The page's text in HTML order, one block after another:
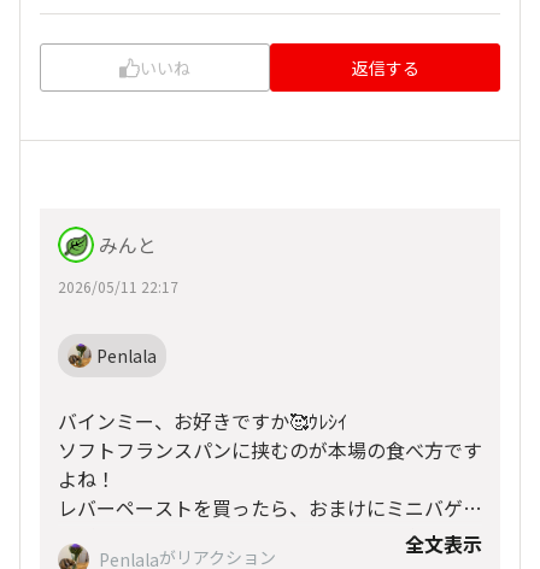
いいね 返信する
みんと
2026/05/11 22:17
Penlala
バインミー、お好きですか🥰ｳﾚｼｲ
ソフトフランスパンに挟むのが本場の食べ方です
よね！
レバーペーストを買ったら、おまけにミニバゲッ
トがついてきたので、それを使いました♪
Penlalaがリアクション 全文表示